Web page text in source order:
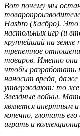
Вот почему мы
Hasbro (Хасбро).
настольных игр (и
крупнейший на земле
трепетное
товаров. Именно они
чтобы разработать
наносит вреда, даже
утверждают: то же
Звездные войны.
является инертным
конечно, глотать
играть и